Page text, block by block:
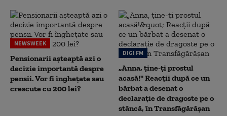
NEWSWEEK
Pensionarii așteaptă azi o
decizie importantă despre
pensii. Vor fi înghețate sau
crescute cu 200 lei?
DIGI FM
„Anna, ţine-ţi prostul
acasă!" Reacţii după ce un
bărbat a desenat o
declaraţie de dragoste pe o
stâncă, în Transfăgărăşan